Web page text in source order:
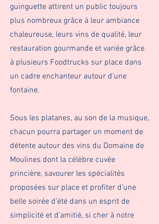
guinguette attirent un public toujours
plus nombreux grâce à leur ambiance
chaleureuse, leurs vins de qualité, leur
restauration gourmande et variée grâce
à plusieurs Foodtrucks sur place dans
un cadre enchanteur autour d'une
fontaine.
Sous les platanes, au son de la musique,
chacun pourra partager un moment de
détente autour des vins du Domaine de
Moulines dont la célèbre cuvée
princière, savourer les spécialités
proposées sur place et profiter d’une
belle soirée d’été dans un esprit de
simplicité et d’amitié, si cher à notre